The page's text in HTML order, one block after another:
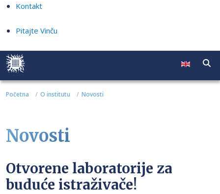
Kontakt
Pitajte Vinču
Početna O institutu Novosti
Novosti
Otvorene laboratorije za
buduće istraživače!